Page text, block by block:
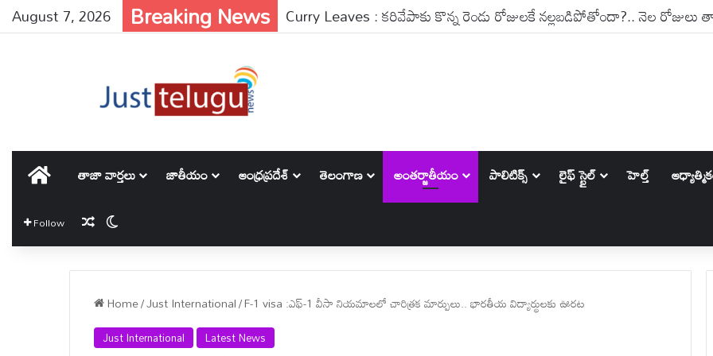
August 7, 2026 Breaking News
తాజా వార్తలు జాతీయం ఆంధ్రప్రదేశ్ తెలంగాణ అంతర్జాతీయం పాలిటిక్స్‌ లైఫ్ స్టైల్ హెల్త్
Follow Random Article
Home/Just International/F-1 visa :ఎఫ్-1 వీసా నియమాలలో చారిత్రక మార్పులు.. భారతీయ విద్యార్థులకు ఊరట
Just International Latest News